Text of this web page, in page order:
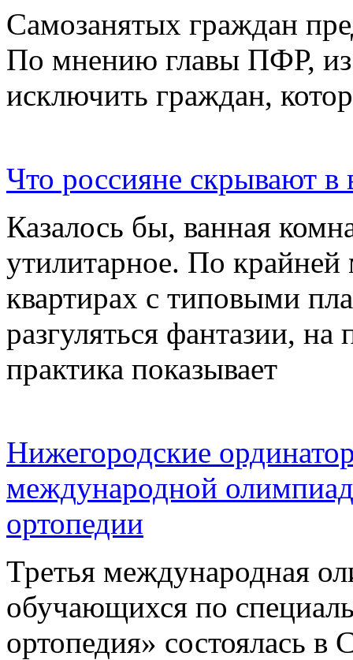
Самозанятых граждан
По мнению главы ПФР,
исключить граждан,
Что россияне скрывают в
Казалось бы, ванная
утилитарное. По
квартирах с типовыми
разгуляться фантазии,
практика показывает
Нижегородские
международной
ортопедии
Третья международная
обучающихся по
ортопедия» состоялась